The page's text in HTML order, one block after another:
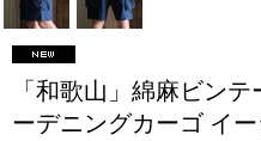
「和歌山」綿麻ビン
ーデニングカーゴ イ